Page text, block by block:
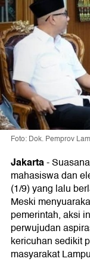
Foto: Dok. Pemprov
Jakarta-
mahasiswa dan
(1/9) yang lalu
Meski
pemerintah, aksi
perwujudan
kericuhan sedikit
masyarakat